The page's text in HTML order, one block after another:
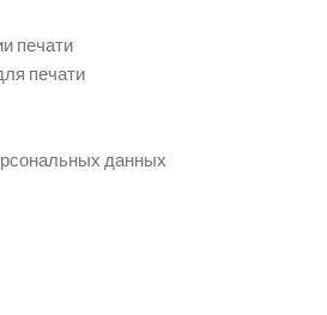
печати
печати
данных